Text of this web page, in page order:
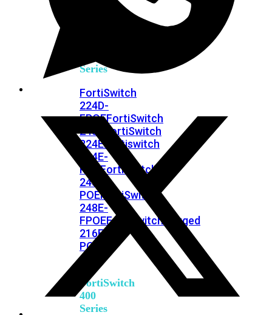
Series
FortiSwitch
224D-
FPOEFortiSwitch
248D
FortiSwitch
224EFortiswitch
224E-
POE FortiSwitch
248E-
POEFortiSwitch
248E-
FPOEFortiSwitchRugged
216F-
POE
FortiSwitch
400
Series